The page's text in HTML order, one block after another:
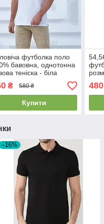
футболка поло
бавовна, однотонна
теніска - біла
₴ 580 ₴
Купити
480
–16%